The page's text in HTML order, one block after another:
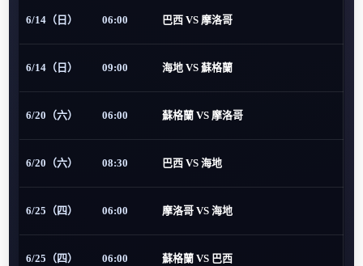
6/14（日） 06:00 巴西 VS 摩洛哥
6/14（日） 09:00 海地 VS 蘇格蘭
6/20（六） 06:00 蘇格蘭 VS 摩洛哥
6/20（六） 08:30 巴西 VS 海地
6/25（四） 06:00 摩洛哥 VS 海地
6/25（四） 06:00 蘇格蘭 VS 巴西